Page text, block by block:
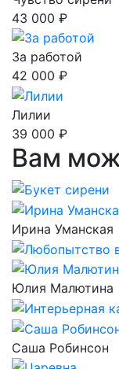
43 000 ₽
За работой
42 000 ₽
Лилии
39 000 ₽
Вам
Ирина Уманская
Юлия Малютина
Саша Робинсон